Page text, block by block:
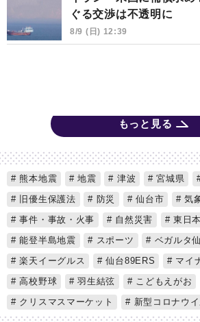
ぐる交渉は不透明に
8/9 (日) 12:39
もっと見る
熊本地震 地震 津波 宮城県
旧優生保護法
防災 仙台市 気
事件・事故・火事
自然災害 東日
能登半島地震
スポーツ
ベガルタ
楽天イーグルス
仙台89ERS
マイ
高校野球
羽生結弦
こどもえがお
クリスマスマーケット
新型コロナウイ